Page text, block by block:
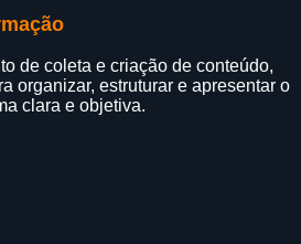
de coleta e criação de conteúdo,
organizar, estruturar e apresentar o
clara e objetiva.